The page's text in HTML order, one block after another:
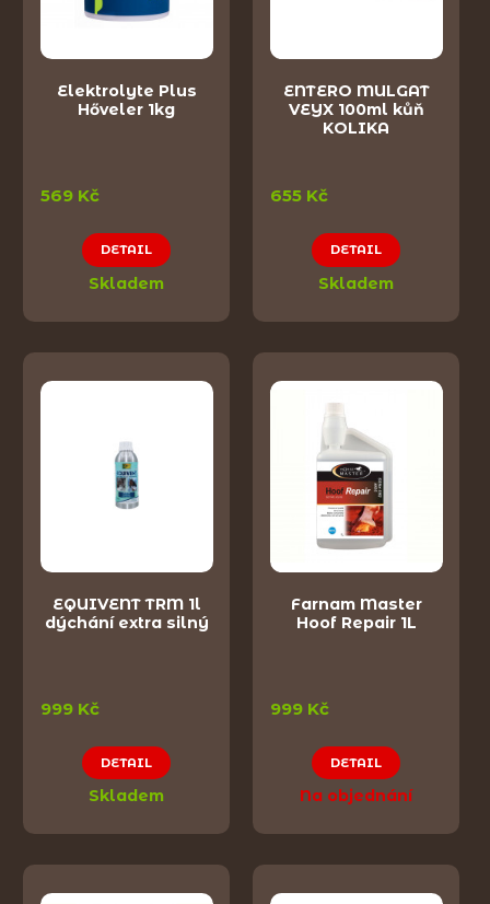
Elektrolyte Plus
Hőveler 1kg
569 Kč
DETAIL
Skladem
ENTERO MULGAT
VEYX 100ml kůň
KOLIKA
655 Kč
DETAIL
Skladem
EQUIVENT TRM 1l
dýchání extra silný
999 Kč
DETAIL
Skladem
Farnam Master
Hoof Repair 1L
999 Kč
DETAIL
Na objednání